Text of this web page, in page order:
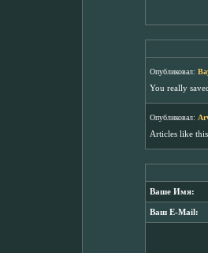
Опубликовал:
You really
Опубликовал:
Articles like
Ваше Имя:
Ваш E-Mail: